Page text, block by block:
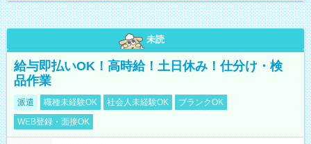
未読
給与即払いOK！高時給！土日休み！仕分け・検
品作業
派遣 職種未経験OK 社会人未経験OK
ブランクOK
WEB登録・面接OK